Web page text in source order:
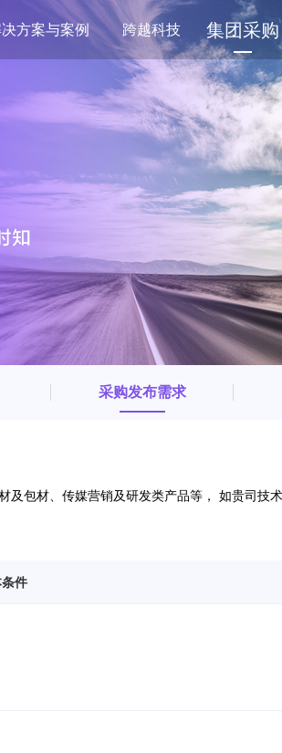
方案与案例 跨越科技 集团采购
采购发布需求